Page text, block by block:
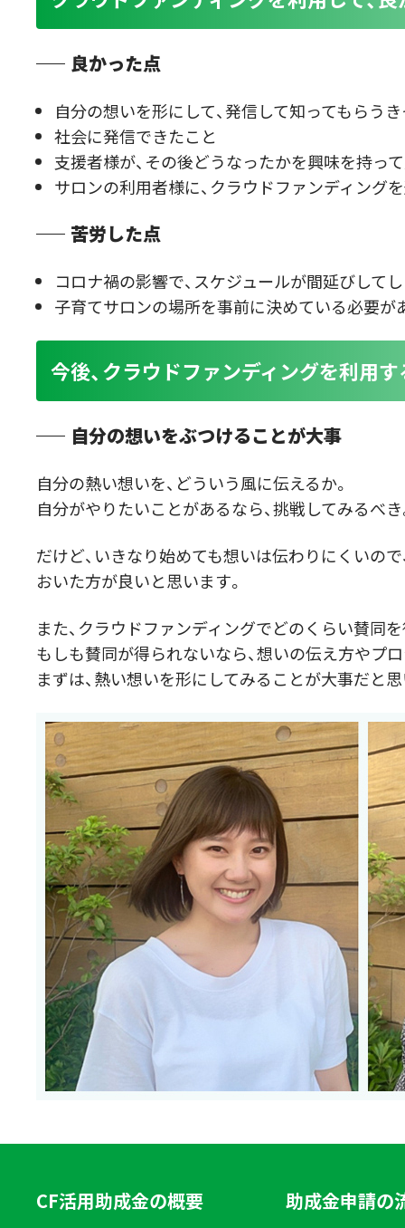
良かった点
自分の想いを形にして、発信して知ってもらう
社会に発信できたこと
支援者様が、その後どうなったかを興味を持っ
サロンの利用者様に、クラウドファンディン
苦労した点
コロナ禍の影響で、スケジュールが間延びして
子育てサロンの場所を事前に決めている必要が
今後、クラウドファンディングを利用
自分の想いをぶつけることが大事
自分の熱い想いを、どういう風に伝えるか。
自分がやりたいことがあるなら、挑戦してみるべき
だけど、いきなり始めても想いは伝わりにくいの
おいた方が良いと思います。
また、クラウドファンディングでどのくらい賛同
もしも賛同が得られないなら、想いの伝え方やプ
まずは、熱い想いを形にしてみることが大事だと思
CF活用助成金の概要 助成金申請の